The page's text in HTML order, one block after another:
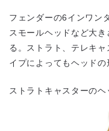
フェンダーの6インワン
スモールヘッドなど大
る。ストラト、テレキ
イプによってもヘッドの
ストラトキャスターのヘ